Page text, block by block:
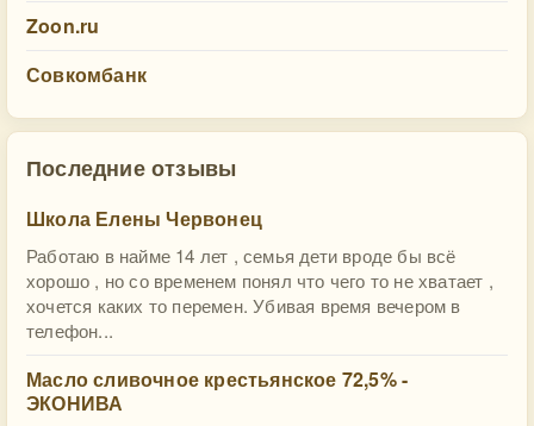
Zoon.ru
Совкомбанк
Последние отзывы
Школа Елены Червонец
Работаю в найме 14 лет , семья дети вроде бы всё
хорошо , но со временем понял что чего то не хватает ,
хочется каких то перемен. Убивая время вечером в
телефон...
Масло сливочное крестьянское 72,5% -
ЭКОНИВА